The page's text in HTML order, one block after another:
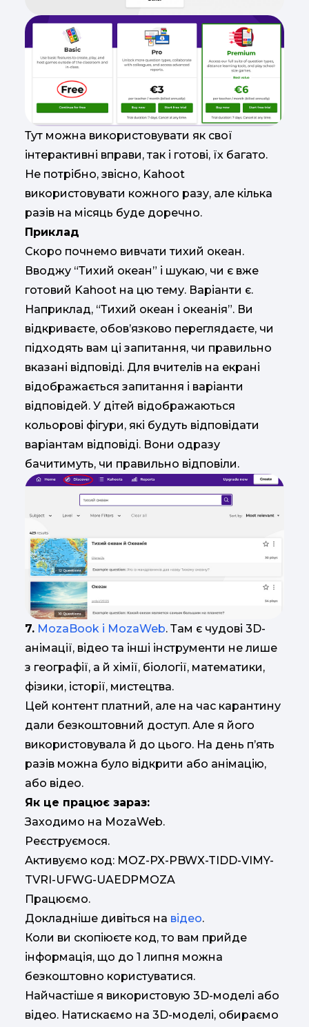
Тут можна використовувати як свої
інтерактивні вправи, так і готові, їх багато.
Не потрібно, звісно, Kahoot
використовувати кожного разу, але кілька
разів на місяць буде доречно.
Приклад
Скоро почнемо вивчати тихий океан.
Вводжу “Тихий океан” і шукаю, чи є вже
готовий Kahoot на цю тему. Варіанти є.
Наприклад, “Тихий океан і океанія”. Ви
відкриваєте, обов’язково переглядаєте, чи
підходять вам ці запитання, чи правильно
вказані відповіді. Для вчителів на екрані
відображається запитання і варіанти
відповідей. У дітей відображаються
кольорові фігури, які будуть відповідати
варіантам відповіді. Вони одразу
бачитимуть, чи правильно відповіли.
7. MozaBook і MozaWeb. Там є чудові 3D-
анімації, відео та інші інструменти не лише
з географії, а й хімії, біології, математики,
фізики, історії, мистецтва.
Цей контент платний, але на час карантину
дали безкоштовний доступ. Але я його
використовувала й до цього. На день п’ять
разів можна було відкрити або анімацію,
або відео.
Як це працює зараз:
Заходимо на MozaWeb.
Реєструємося.
Активуємо код: MOZ-PX-PBWX-TIDD-VIMY-
TVRI-UFWG-UAEDPMOZA
Працюємо.
Докладніше дивіться на відео.
Коли ви скопіюєте код, то вам прийде
інформація, що до 1 липня можна
безкоштовно користуватися.
Найчастіше я використовую 3D-моделі або
відео. Натискаємо на 3D-моделі, обираємо